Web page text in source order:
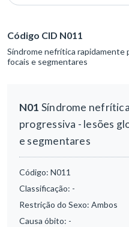
Código CID N011
Síndrome nefrítica rapidamente
focais e segmentares
N01 Síndrome
progressiva - lesões
e segmentares
Código: N011
Classificação: -
Restrição do Sexo: Ambos
Causa óbito: -